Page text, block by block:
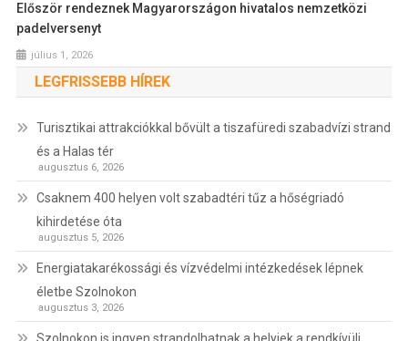
Először rendeznek Magyarországon hivatalos nemzetközi
padelversenyt
július 1, 2026
LEGFRISSEBB HÍREK
Turisztikai attrakciókkal bővült a tiszafüredi szabadvízi strand
és a Halas tér
augusztus 6, 2026
Csaknem 400 helyen volt szabadtéri tűz a hőségriadó
kihirdetése óta
augusztus 5, 2026
Energiatakarékossági és vízvédelmi intézkedések lépnek
életbe Szolnokon
augusztus 3, 2026